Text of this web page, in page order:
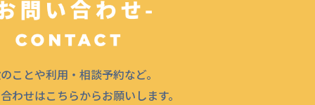
ことや利用・相談予約など。
わせはこちらからお願いします。